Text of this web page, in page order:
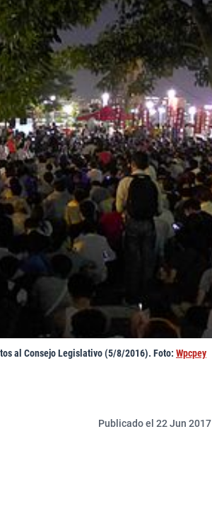
al Consejo Legislativo (5/8/2016). Foto: Wpcpey
Publicado el 22 Jun